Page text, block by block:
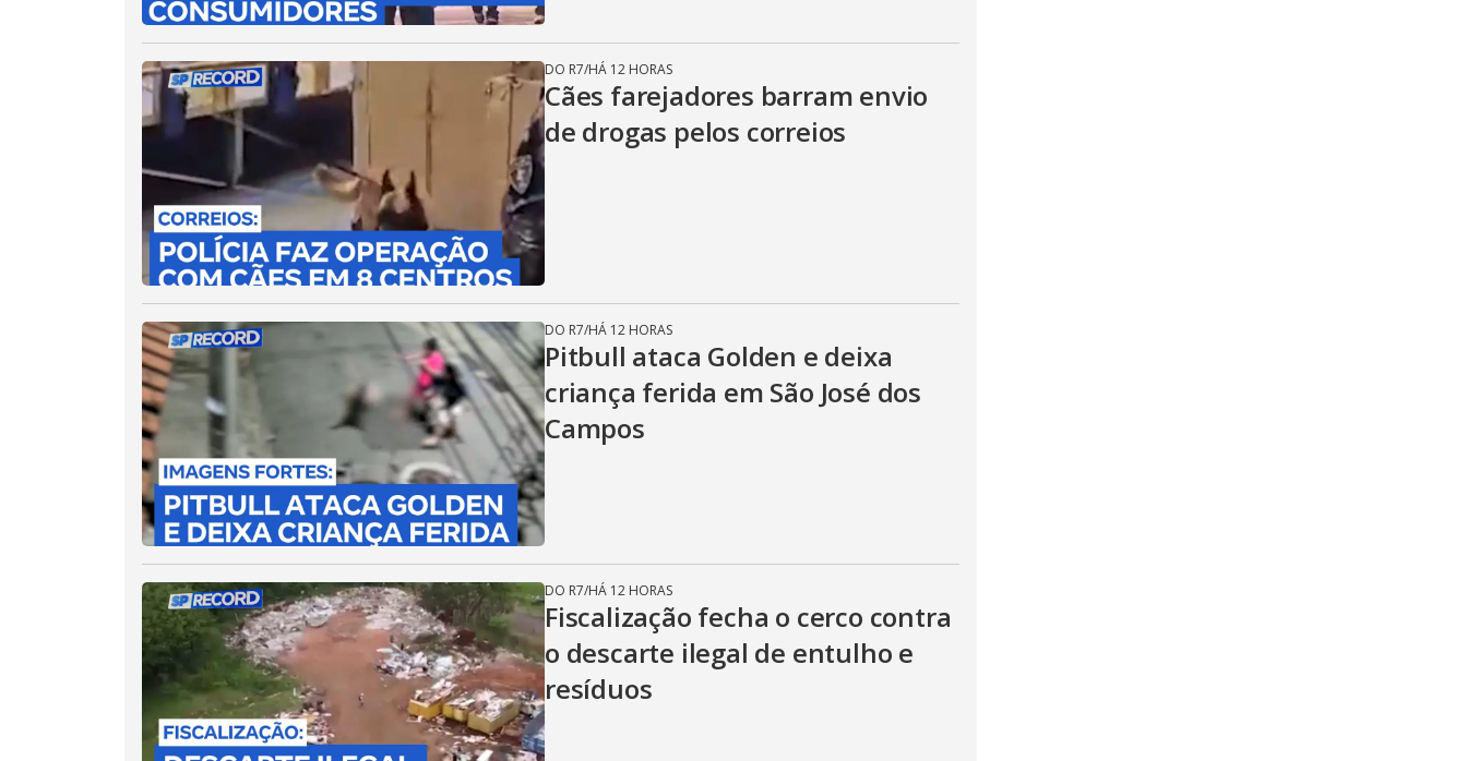
DO R7/HÁ 12 HORAS
Cães farejadores barram envio
de drogas pelos correios
DO R7/HÁ 12 HORAS
Pitbull ataca Golden e deixa
criança ferida em São José dos
Campos
DO R7/HÁ 12 HORAS
Fiscalização fecha o cerco contra
o descarte ilegal de entulho e
resíduos